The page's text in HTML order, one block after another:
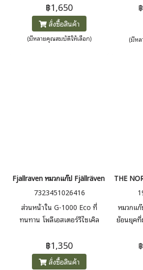
คลาสสิค
฿1,650
สั่งซื้อสินค้า
(มีหลายคุณสมบัติให้เลือก)
และมีแถ
เพื่อคว
(มีห
Fjallraven หมวกแก๊ป Fjällräven
7323451026416
ส่วนหน้าใน G-1000 Eco ที่
ทนทาน โพลีเอสเตอร์รีไซเคิล
ตาข่ายทำจากโพลีเอสเตอร์รีไซเคิล
ปรับกระชับได้ด้วยตัวล็อคด้านหลัง
฿1,350
สั่งซื้อสินค้า
THE
หมวกแก๊
ย้อนยุคที่
ใหม่
เคลือบ
ตาข่ายรี